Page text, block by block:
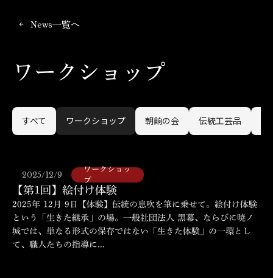
arrow_back News一覧へ
ワークショップ
すべて ワークショップ 朝餉の会 伝統工芸品
2025/12/9
ワークショッ
プ
【第1回】絵付け体験
2025年 12月 9日【体験】伝統の息吹を筆に乗せて。絵付け体験
という「生きた継承」の場。一般社団法人 黑幕、ならびに暁ノ
城では、単なる形式の保存ではない「生きた体験」の一環とし
て、職人たちの指導に...